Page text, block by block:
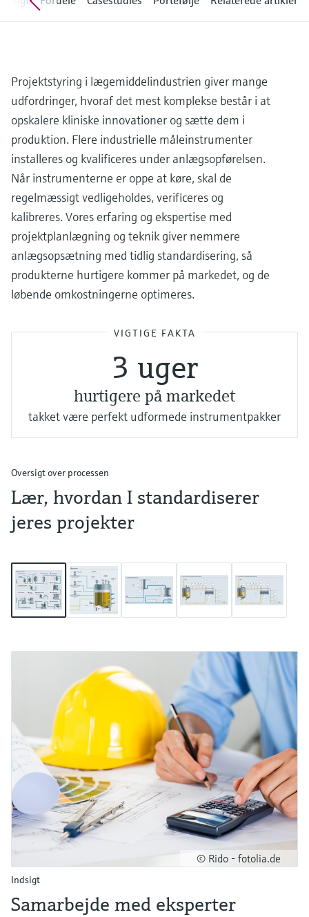
Find reservedele
Find reservedele efter produktkategori,
ordrekode eller serienummer
Niveaumåling med tryk
mikrobølgetransmission
Memosens-teknologi
Shop alle
Projektstyring i lægemiddelindustrien giver mange
udfordringer, hvoraf det mest komplekse består i at
opskalere kliniske innovationer og sætte dem i
produktion. Flere industrielle måleinstrumenter
installeres og kvalificeres under anlægsopførelsen.
Når instrumenterne er oppe at køre, skal de
regelmæssigt vedligeholdes, verificeres og
kalibreres. Vores erfaring og ekspertise med
projektplanlægning og teknik giver nemmere
anlægsopsætning med tidlig standardisering, så
produkterne hurtigere kommer på markedet, og de
løbende omkostningerne optimeres.
VIGTIGE FAKTA
3 uger
hurtigere på markedet
takket være perfekt udformede instrumentpakker
Oversigt over processen
Lær, hvordan I standardiserer
jeres projekter
© Rido - fotolia.de
Indsigt
Samarbejde med eksperter